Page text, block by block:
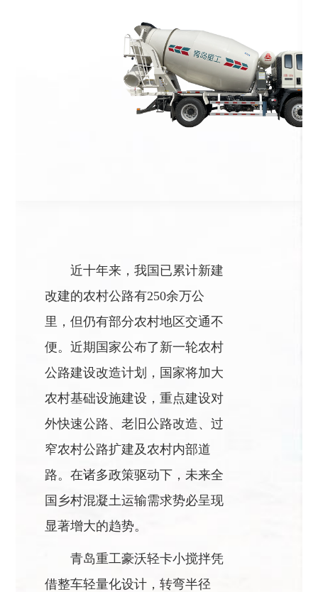
近十年来，我国已累计新建
改建的农村公路有250余万公
里，但仍有部分农村地区交通不
便。近期国家公布了新一轮农村
公路建设改造计划，国家将加大
农村基础设施建设，重点建设对
外快速公路、老旧公路改造、过
窄农村公路扩建及农村内部道
路。在诸多政策驱动下，未来全
国乡村混凝土运输需求势必呈现
显著增大的趋势。
青岛重工豪沃轻卡小搅拌凭
借整车轻量化设计，转弯半径